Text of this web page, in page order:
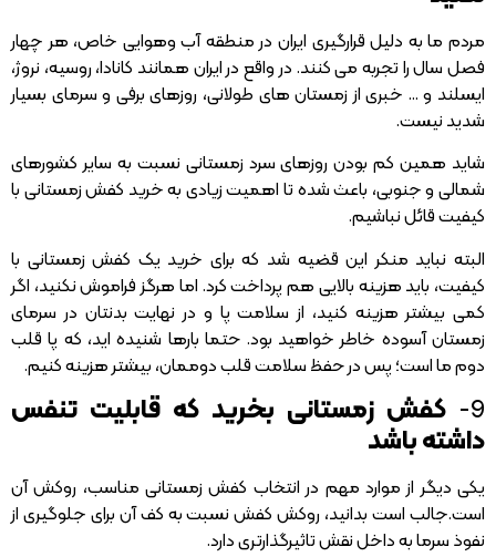
مردم ما به دلیل قرارگیری ایران در منطقه آب وهوایی خاص، هر چهار
فصل سال را تجربه می کنند. در واقع در ایران همانند کانادا، روسیه، نروژ،
ایسلند و … خبری از زمستان های طولانی، روزهای برفی و سرمای بسیار
شدید نیست.
شاید همین کم بودن روزهای سرد زمستانی نسبت به سایر کشورهای
شمالی و جنوبی، باعث شده تا اهمیت زیادی به خرید کفش زمستانی با
کیفیت قائل نباشیم.
البته نباید منکر این قضیه شد که برای خرید یک کفش زمستانی با
کیفیت، باید هزینه بالایی هم پرداخت کرد. اما هرگز فراموش نکنید، اگر
کمی بیشتر هزینه کنید، از سلامت پا و در نهایت بدنتان در سرمای
زمستان آسوده خاطر خواهید بود. حتما بارها شنیده اید، که پا قلب
دوم ما است؛ پس در حفظ سلامت قلب دوممان، بیشتر هزینه کنیم.
9- کفش زمستانی بخرید که قابلیت تنفس
داشته باشد
یکی دیگر از موارد مهم در انتخاب کفش زمستانی مناسب، روکش آن
است.جالب است بدانید، روکش کفش نسبت به کف آن برای جلوگیری از
نفوذ سرما به داخل نقش تاثیرگذارتری دارد.